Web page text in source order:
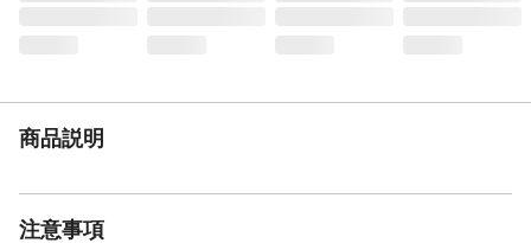
商品説明
注意事項